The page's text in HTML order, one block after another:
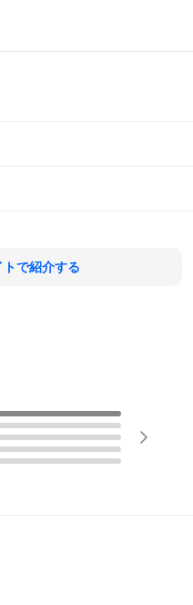
で紹介する